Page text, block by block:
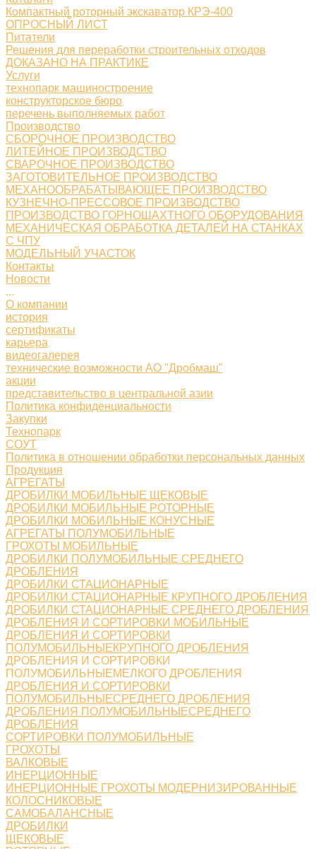
Компактный роторный экскаватор КРЭ-400
ОПРОСНЫЙ ЛИСТ
Питатели
Решения для переработки строительных отходов
ДОКАЗАНО НА ПРАКТИКЕ
Услуги
технопарк машиностроение
конструкторское бюро
перечень выполняемых работ
Производство
СБОРОЧНОЕ ПРОИЗВОДСТВО
ЛИТЕЙНОЕ ПРОИЗВОДСТВО
СВАРОЧНОЕ ПРОИЗВОДСТВО
ЗАГОТОВИТЕЛЬНОЕ ПРОИЗВОДСТВО
МЕХАНООБРАБАТЫВАЮЩЕЕ ПРОИЗВОДСТВО
КУЗНЕЧНО-ПРЕССОВОЕ ПРОИЗВОДСТВО
ПРОИЗВОДСТВО ГОРНОШАХТНОГО ОБОРУДОВАНИЯ
МЕХАНИЧЕСКАЯ ОБРАБОТКА ДЕТАЛЕЙ НА СТАНКАХ
С ЧПУ
МОДЕЛЬНЫЙ УЧАСТОК
Контакты
Новости
...
О компании
история
сертификаты
карьера
видеогалерея
технические возможности АО "Дробмаш"
акции
представительство в центральной азии
Политика конфиденциальности
Закупки
Технопарк
СОУТ
Политика в отношении обработки персональных данных
Продукция
АГРЕГАТЫ
ДРОБИЛКИ МОБИЛЬНЫЕ ЩЕКОВЫЕ
ДРОБИЛКИ МОБИЛЬНЫЕ РОТОРНЫЕ
ДРОБИЛКИ МОБИЛЬНЫЕ КОНУСНЫЕ
АГРЕГАТЫ ПОЛУМОБИЛЬНЫЕ
ГРОХОТЫ МОБИЛЬНЫЕ
ДРОБИЛКИ ПОЛУМОБИЛЬНЫЕ СРЕДНЕГО
ДРОБЛЕНИЯ
ДРОБИЛКИ СТАЦИОНАРНЫЕ
ДРОБИЛКИ СТАЦИОНАРНЫЕ КРУПНОГО ДРОБЛЕНИЯ
ДРОБИЛКИ СТАЦИОНАРНЫЕ СРЕДНЕГО ДРОБЛЕНИЯ
ДРОБЛЕНИЯ И СОРТИРОВКИ МОБИЛЬНЫЕ
ДРОБЛЕНИЯ И СОРТИРОВКИ
ПОЛУМОБИЛЬНЫЕКРУПНОГО ДРОБЛЕНИЯ
ДРОБЛЕНИЯ И СОРТИРОВКИ
ПОЛУМОБИЛЬНЫЕМЕЛКОГО ДРОБЛЕНИЯ
ДРОБЛЕНИЯ И СОРТИРОВКИ
ПОЛУМОБИЛЬНЫЕСРЕДНЕГО ДРОБЛЕНИЯ
ДРОБЛЕНИЯ ПОЛУМОБИЛЬНЫЕСРЕДНЕГО
ДРОБЛЕНИЯ
СОРТИРОВКИ ПОЛУМОБИЛЬНЫЕ
ГРОХОТЫ
ВАЛКОВЫЕ
ИНЕРЦИОННЫЕ
ИНЕРЦИОННЫЕ ГРОХОТЫ МОДЕРНИЗИРОВАННЫЕ
КОЛОСНИКОВЫЕ
САМОБАЛАНСНЫЕ
ДРОБИЛКИ
ЩЕКОВЫЕ